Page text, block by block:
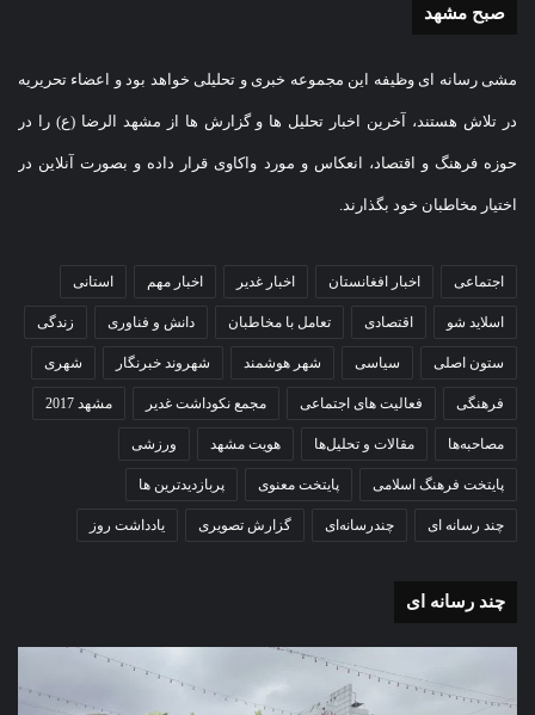
Te
le
gr
a
m
ha
ts
A
in
tF
ri
en
dl
y
op
y
ce
bo
ok
wi
tte
r
m
ail
es
sa
ne
be
r
S
ky
pe
W
e
C
ha
ا
ش
تر
ا
گذ
استراتژی‌های توسعه‌ای بازگشت سرمایه
ریسک پذیری
پژوهشکده گردشگری جهاد دانشگاهی خراسان رضوی
صبح مشهد
مشی رسانه ای وظیفه این مجموعه خبری و تحلیلی خواهد بود و اعضاء تحریریه
در تلاش هستند، آخرین اخبار تحلیل ها و گزارش ها از مشهد الرضا (ع) را در
حوزه فرهنگ و اقتصاد، انعکاس و مورد واکاوی قرار داده و بصورت آنلاین در
اختیار مخاطبان خود بگذارند.
اجتماعی اخبار افغانستان اخبار غدیر اخبار مهم استانی
اسلاید شو اقتصادی تعامل با مخاطبان دانش و فناوری زندگی
ستون اصلی سیاسی شهر هوشمند شهروند خبرنگار شهری
فرهنگی فعالیت های اجتماعی مجمع نکوداشت غدیر مشهد 2017
مصاحبه‌ها مقالات و تحلیل‌ها هویت مشهد ورزشی
پایتخت فرهنگ اسلامی پایتخت معنوی پربازدیدترین ها
چند رسانه ای چندرسانه‌ای گزارش تصویری یادداشت روز
چند رسانه ای
تشییع